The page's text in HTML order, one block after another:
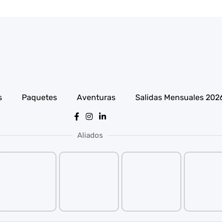
Paquetes Aventuras Salidas Mensuales
Aliados